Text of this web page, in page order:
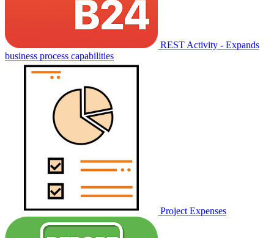
REST Activity - Expands
business process capabilities
Project Expenses